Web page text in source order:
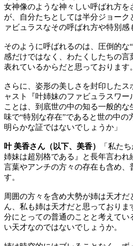
女神像のような神々しい呼ばれ方を
が、自分たちとしては半分ジョーク
ァビュラスなその呼ばれ方や特別感
そのように呼ばれるのは、圧倒的な
感だけではなく、わたくしたちの言
表れているからだと思っております。
さらに、姿形の美しさを封印したス
ャスト『叶姉妹のファビュラスワー
ことは、到底世の中の知る一般的
味で“特別な存在”であると世の中の
明らかな証ではないでしょうか」
叶 美香さん（以下、美香）
「私た
姉妹は超別格である』と長年言われ
言葉やアンチの方々の存在も含め、
す。
周囲の方々を含め大勢が姉は天才だ
ん、私も姉は天才だと思っておりま
分にとっての普通のことと考えてい
い天才なのではないでしょうか。